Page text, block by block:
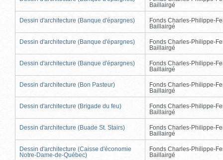
Baillairgé
Dessin d'architecture (Banque d'épargnes)
Fonds Charles-Philippe-
Baillairgé
Dessin d'architecture (Banque d'épargnes)
Fonds Charles-Philippe-
Baillairgé
Dessin d'architecture (Banque d'épargnes)
Fonds Charles-Philippe-
Baillairgé
Dessin d'architecture (Bon Pasteur)
Fonds Charles-Philippe-
Baillairgé
Dessin d'architecture (Brigade du feu)
Fonds Charles-Philippe-
Baillairgé
Dessin d'architecture (Buade St. Stairs)
Fonds Charles-Philippe-
Baillairgé
Dessin d'architecture (Caisse d'économie
Notre-Dame-de-Québec)
Fonds Charles-Philippe-
Baillairgé